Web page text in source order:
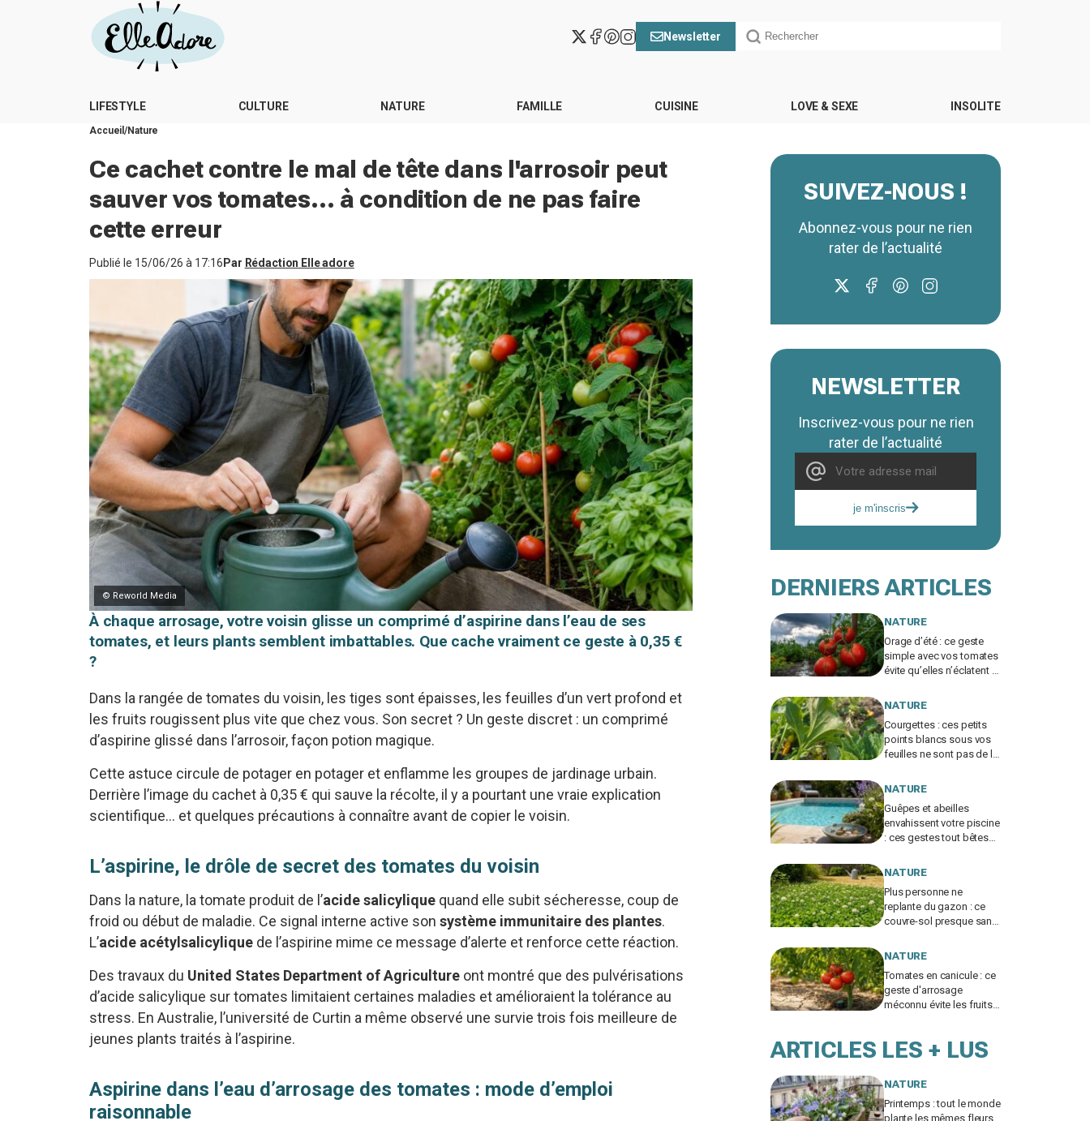
Newsletter
LIFESTYLE CULTURE NATURE FAMILLE CUISINE LOVE & SEXE INSOLITE
Accueil Nature
Ce cachet contre le mal de tête dans l'arrosoir peut
sauver vos tomates… à condition de ne pas faire
cette erreur
Publié le 15/06/26 à 17:16 Par Rédaction Elle adore
© Reworld Media
À chaque arrosage, votre voisin glisse un comprimé d’aspirine dans l’eau de ses
tomates, et leurs plants semblent imbattables. Que cache vraiment ce geste à 0,35 €
?
Dans la rangée de tomates du voisin, les tiges sont épaisses, les feuilles d’un vert profond et
les fruits rougissent plus vite que chez vous. Son secret ? Un geste discret : un comprimé
d’aspirine glissé dans l’arrosoir, façon potion magique.
Cette astuce circule de potager en potager et enflamme les groupes de jardinage urbain.
Derrière l’image du cachet à 0,35 € qui sauve la récolte, il y a pourtant une vraie explication
scientifique… et quelques précautions à connaître avant de copier le voisin.
L’aspirine, le drôle de secret des tomates du voisin
Dans la nature, la tomate produit de l’acide salicylique quand elle subit sécheresse, coup de
froid ou début de maladie. Ce signal interne active son système immunitaire des plantes.
L’acide acétylsalicylique de l’aspirine mime ce message d’alerte et renforce cette réaction.
Des travaux du United States Department of Agriculture ont montré que des pulvérisations
d’acide salicylique sur tomates limitaient certaines maladies et amélioraient la tolérance au
stress. En Australie, l’université de Curtin a même observé une survie trois fois meilleure de
jeunes plants traités à l’aspirine.
Aspirine dans l’eau d’arrosage des tomates : mode d’emploi
raisonnable
SUIVEZ-NOUS !
Abonnez-vous pour ne rien
rater de l’actualité
NEWSLETTER
Inscrivez-vous pour ne rien
rater de l’actualité
je m'inscris
DERNIERS ARTICLES
NATURE
Orage d’été : ce geste
simple avec vos tomates
évite qu’elles n’éclatent et
récolte du potager
NATURE
Courgettes : ces petits
points blancs sous vos
feuilles ne sont pas de la
les plants
NATURE
Guêpes et abeilles
envahissent votre piscine
: ces gestes tout bêtes
insecticides tout l’été
NATURE
Plus personne ne
replante du gazon : ce
couvre-sol presque sans
et envahit les jardins
NATURE
Tomates en canicule : ce
geste d'arrosage
méconnu évite les fruits
moins d'eau
ARTICLES LES + LUS
NATURE
Printemps : tout le monde
plante les mêmes fleurs,